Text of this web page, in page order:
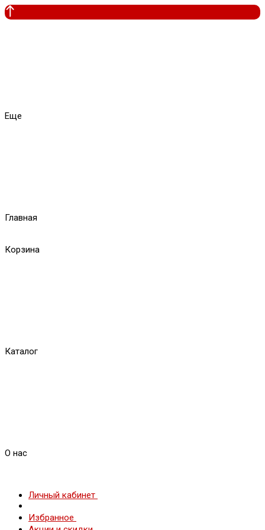
Еще
Главная
Корзина
Каталог
О нас
Личный кабинет
Избранное